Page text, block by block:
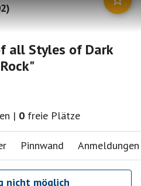
)
all Styles of Dark
| 0 freie Plätze
Pinnwand Anmeldungen
nicht möglich